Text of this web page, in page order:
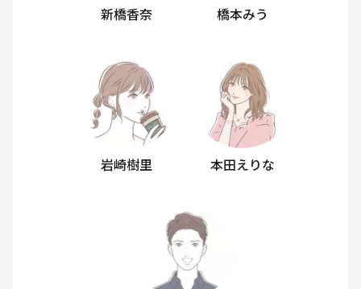
新橋香奈 橋本みう
岩崎樹里 本田えりな